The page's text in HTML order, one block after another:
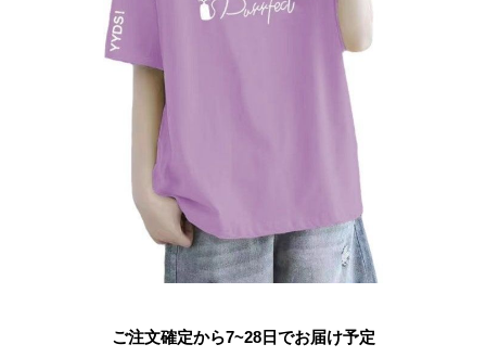
ご注文確定から7~28日でお届け予定